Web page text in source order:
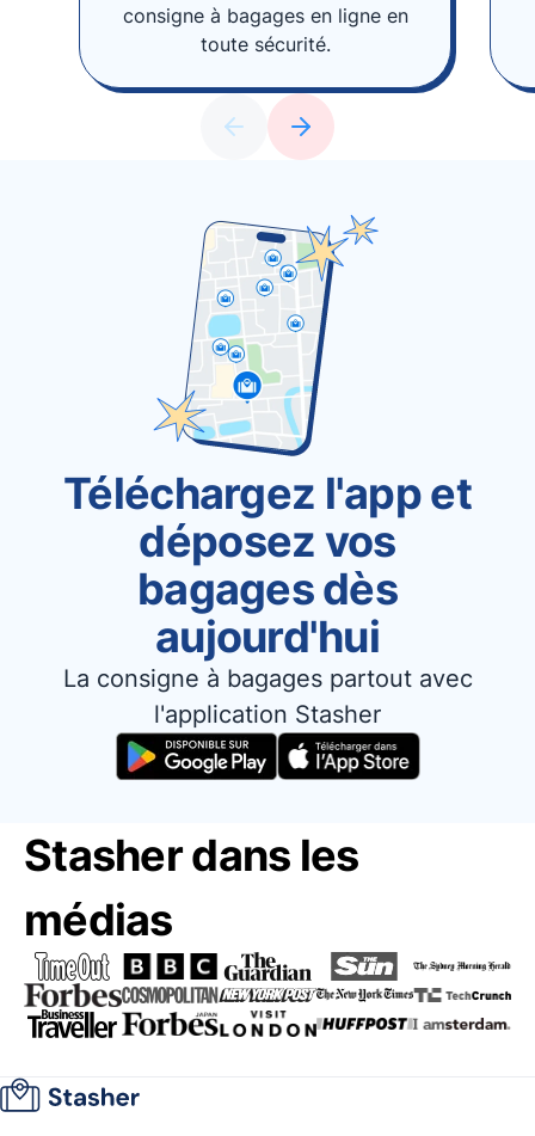
consigne à bagages en ligne en
toute sécurité.
Téléchargez l'app et
déposez vos
bagages dès
aujourd'hui
La consigne à bagages partout avec
l'application Stasher
Stasher dans les
médias